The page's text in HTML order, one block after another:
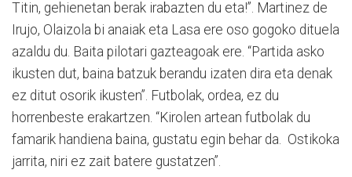
Titin, gehienetan berak irabazten du eta!”. Martinez de
Irujo, Olaizola bi anaiak eta Lasa ere oso gogoko dituela
azaldu du. Baita pilotari gazteagoak ere. “Partida asko
ikusten dut, baina batzuk berandu izaten dira eta denak
ez ditut osorik ikusten”. Futbolak, ordea, ez du
horrenbeste erakartzen. “Kirolen artean futbolak du
famarik handiena baina, gustatu egin behar da. Ostikoka
jarrita, niri ez zait batere gustatzen”.